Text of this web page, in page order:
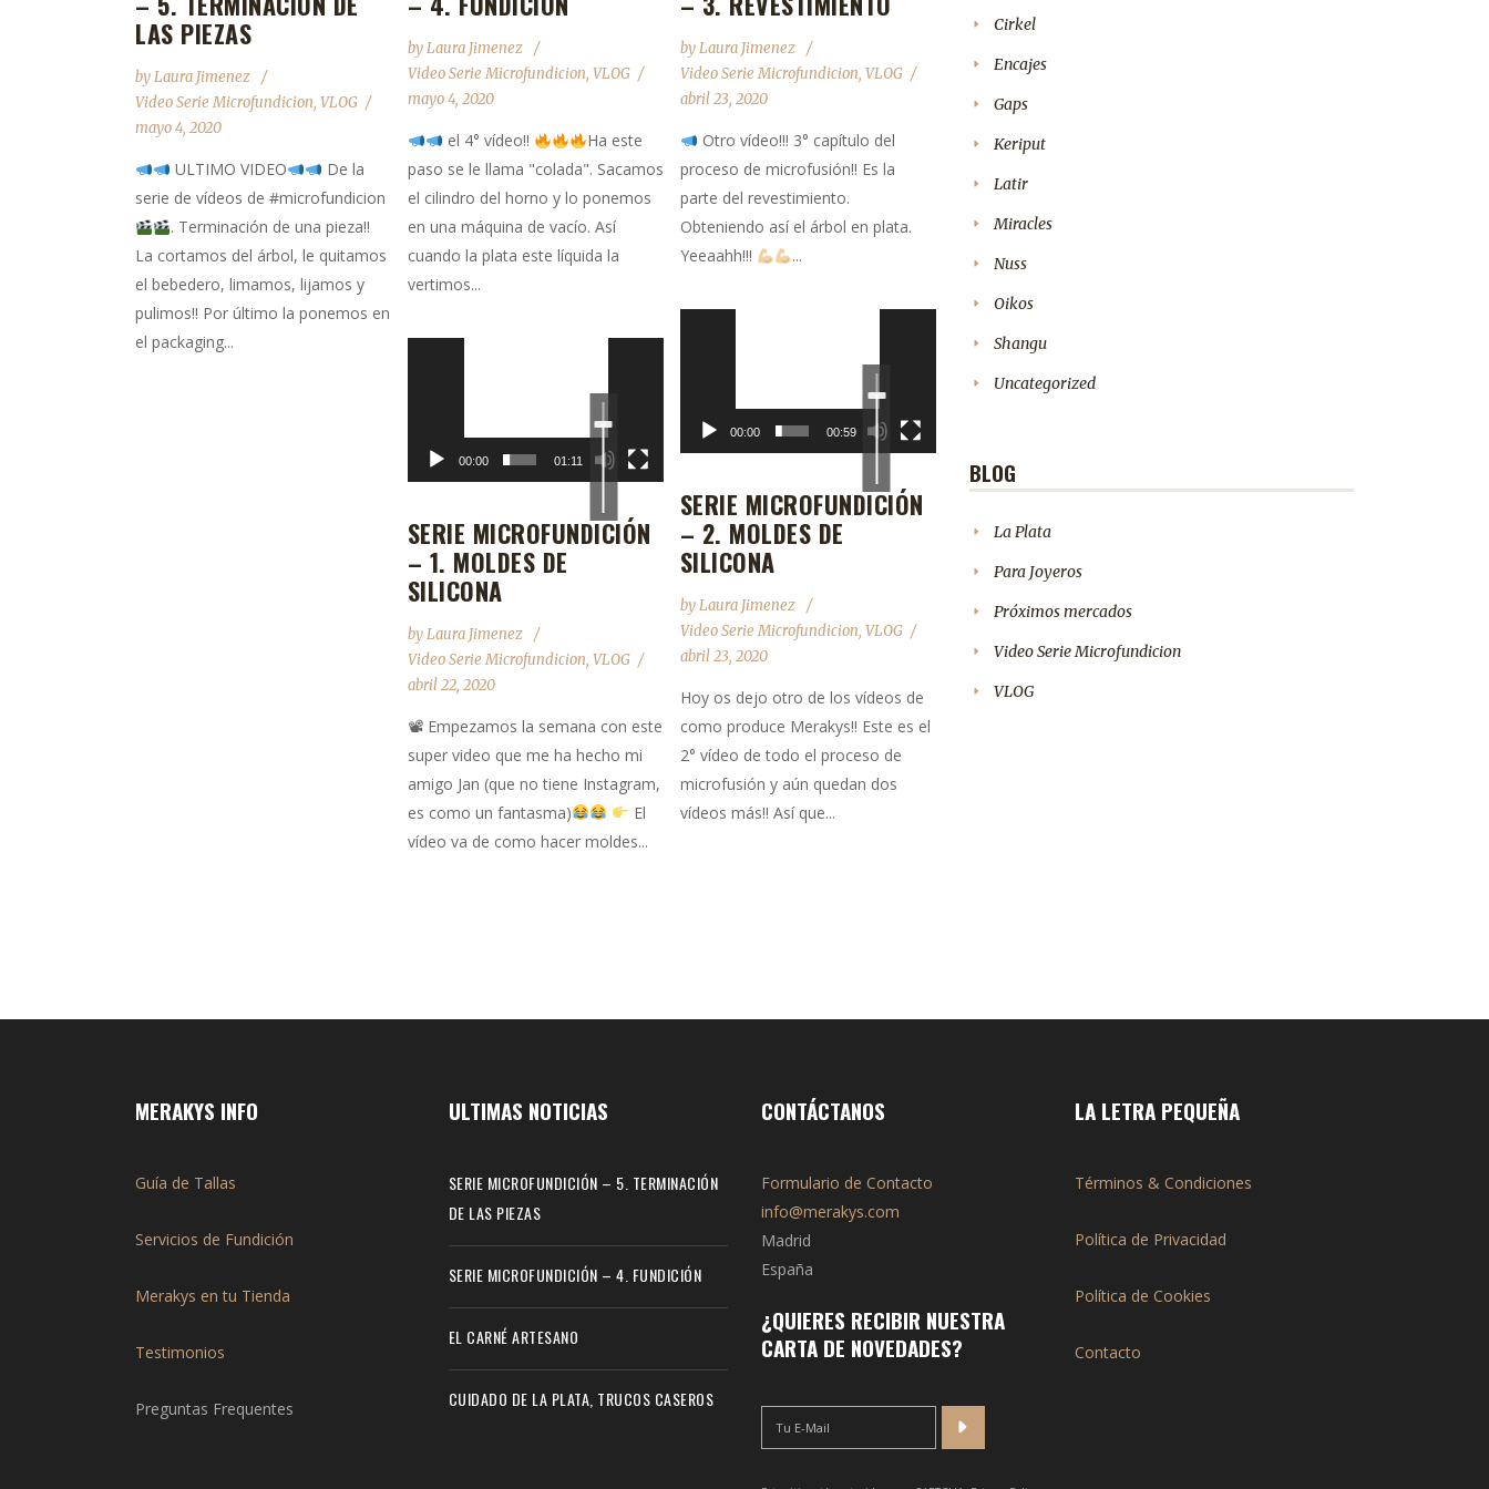
LAS PIEZAS
byLaura Jimenez
Video Serie Microfundicion, VLOG
mayo 4, 2020
ULTIMO VIDEO
De la
serie de vídeos de #microfundicion
. Terminación de una pieza!!
La cortamos del árbol, le quitamos
el bebedero, limamos, lijamos y
pulimos!! Por último la ponemos en
el packaging...
byLaura Jimenez
Video Serie Microfundicion, VLOG
mayo 4, 2020
el 4° vídeo!!
Ha este
paso se le llama "colada". Sacamos
el cilindro del horno y lo ponemos
en una máquina de vacío. Así
cuando la plata este líquida la
vertimos...
byLaura Jimenez
Video Serie Microfundicion, VLOG
abril 23, 2020
Otro vídeo!!! 3° capítulo del
proceso de microfusión!! Es la
parte del revestimiento.
Obteniendo así el árbol en plata.
Yeeaahh!!!
...
00:00 00:59
Utiliza
teclas
de
flecha
arriba/abajo
para
o
volumen.
SERIE MICROFUNDICIÓN
– 2. MOLDES DE
SILICONA
byLaura Jimenez
Video Serie Microfundicion, VLOG
abril 23, 2020
Hoy os dejo otro de los vídeos de
como produce Merakys!! Este es el
2° vídeo de todo el proceso de
microfusión y aún quedan dos
vídeos más!! Así que...
00:00 01:11
Utiliza
teclas
de
flecha
arriba/abajo
para
o
volumen.
SERIE MICROFUNDICIÓN
– 1. MOLDES DE
SILICONA
byLaura Jimenez
Video Serie Microfundicion, VLOG
abril 22, 2020
📽 Empezamos la semana con este
super video que me ha hecho mi
amigo Jan (que no tiene Instagram,
es como un fantasma)
El
vídeo va de como hacer moldes...
Cirkel
Encajes
Gaps
Keriput
Latir
Miracles
Nuss
Oikos
Shangu
Uncategorized
BLOG
La Plata
Para Joyeros
Próximos mercados
Video Serie Microfundicion
VLOG
MERAKYS INFO
Guía de Tallas
Servicios de Fundición
Merakys en tu Tienda
Testimonios
Preguntas Frequentes
ULTIMAS NOTICIAS
SERIE MICROFUNDICIÓN – 5. TERMINACIÓN
DE LAS PIEZAS
SERIE MICROFUNDICIÓN – 4. FUNDICIÓN
EL CARNÉ ARTESANO
CUIDADO DE LA PLATA, TRUCOS CASEROS
CONTÁCTANOS
Formulario de Contacto
info@merakys.com
Madrid
España
¿QUIERES RECIBIR NUESTRA
CARTA DE NOVEDADES?
LA LETRA PEQUEÑA
Términos & Condiciones
Política de Privacidad
Política de Cookies
Contacto